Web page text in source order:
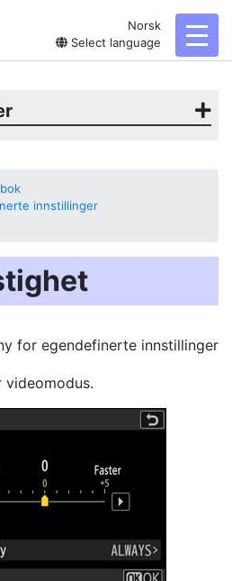
Norsk
Select language
innstillinger
for egendefinerte innstillinger